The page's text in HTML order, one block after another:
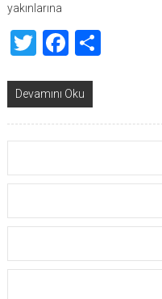
yakınlarına
TwitterFacebook
Share
Devamını Oku